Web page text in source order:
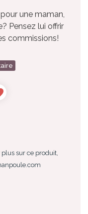
une maman,
Pensez lui offrir
commissions!
plus sur ce produit,